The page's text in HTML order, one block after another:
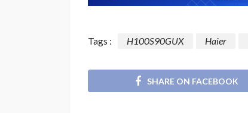
Tags : H100S90GUX Haier
SHARE ON FACEBOOK